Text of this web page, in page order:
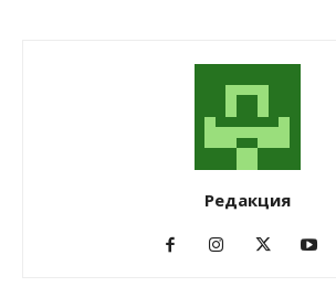
Редакция